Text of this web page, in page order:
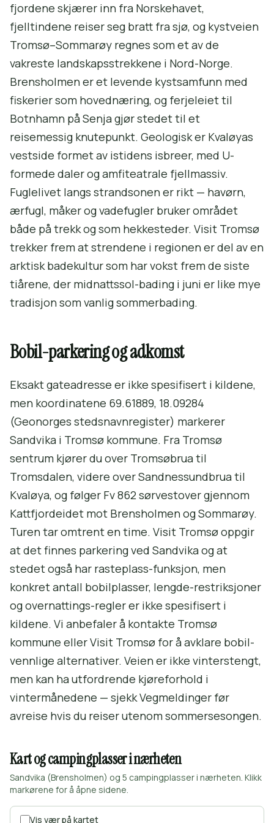
fjordene skjærer inn fra Norskehavet,
fjelltindene reiser seg bratt fra sjø, og kystveien
Tromsø–Sommarøy regnes som et av de
vakreste landskapsstrekkene i Nord-Norge.
Brensholmen er et levende kystsamfunn med
fiskerier som hovednæring, og ferjeleiet til
Botnhamn på Senja gjør stedet til et
reisemessig knutepunkt. Geologisk er Kvaløyas
vestside formet av istidens isbreer, med U-
formede daler og amfiteatrale fjellmassiv.
Fuglelivet langs strandsonen er rikt — havørn,
ærfugl, måker og vadefugler bruker området
både på trekk og som hekkesteder. Visit Tromsø
trekker frem at strendene i regionen er del av en
arktisk badekultur som har vokst frem de siste
tiårene, der midnattssol-bading i juni er like mye
tradisjon som vanlig sommerbading.
Bobil-parkering og adkomst
Eksakt gateadresse er ikke spesifisert i kildene,
men koordinatene 69.61889, 18.09284
(Geonorges stedsnavnregister) markerer
Sandvika i Tromsø kommune. Fra Tromsø
sentrum kjører du over Tromsøbrua til
Tromsdalen, videre over Sandnessundbrua til
Kvaløya, og følger Fv 862 sørvestover gjennom
Kattfjordeidet mot Brensholmen og Sommarøy.
Turen tar omtrent en time. Visit Tromsø oppgir
at det finnes parkering ved Sandvika og at
stedet også har rasteplass-funksjon, men
konkret antall bobilplasser, lengde-restriksjoner
og overnattings-regler er ikke spesifisert i
kildene. Vi anbefaler å kontakte Tromsø
kommune eller Visit Tromsø for å avklare bobil-
vennlige alternativer. Veien er ikke vinterstengt,
men kan ha utfordrende kjøreforhold i
vintermånedene — sjekk Vegmeldinger før
avreise hvis du reiser utenom sommersesongen.
Kart og campingplasser i nærheten
Sandvika (Brensholmen) og 5 campingplasser i nærheten. Klikk
markørene for å åpne sidene.
Vis vær på kartet